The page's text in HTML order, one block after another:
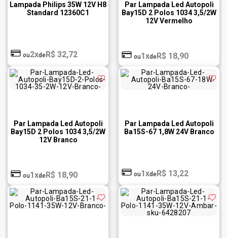
Lampada Philips 35W 12V H8
Standard 12360C1
ou2xdeR$ 32,72
Par Lampada Led Autopoli
Bay15D 2 Polos 1034 3,5/2W
12V Vermelho
ou1xdeR$ 18,90
Par Lampada Led Autopoli
Bay15D 2 Polos 1034 3,5/2W
12V Branco
ou1xdeR$ 18,90
Par Lampada Led Autopoli
Ba15S-67 1,8W 24V Branco
ou1xdeR$ 13,22